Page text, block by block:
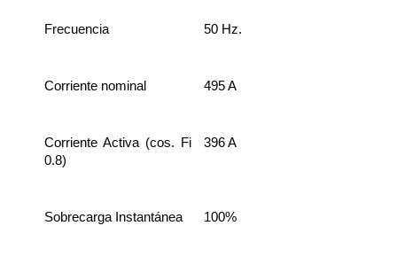
Frecuencia 50 Hz.
Corriente nominal 495 A
Corriente Activa (cos. Fi
0.8)
396 A
Sobrecarga Instantánea 100%